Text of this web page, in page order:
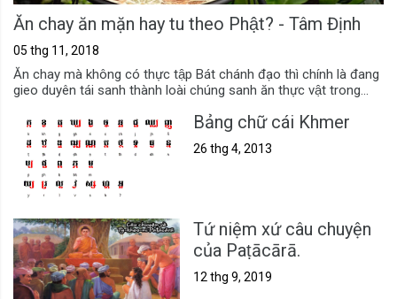
Ăn chay ăn mặn hay tu theo Phật? - Tâm Định
05 thg 11, 2018
Ăn chay mà không có thực tập Bát chánh đạo thì chính là đang
gieo duyên tái sanh thành loài chúng sanh ăn thực vật trong...
Bảng chữ cái Khmer
26 thg 4, 2013
Tứ niệm xứ câu chuyện
của Paṭācārā.
12 thg 9, 2019